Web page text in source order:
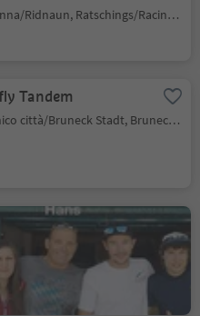
Ridanna/Ridnaun, Ratschings/Racines, Sterzing/Vipiteno and environs
Tandem
Brunico città/Bruneck Stadt, Bruneck/Brunico, Dolomites Region Kronplatz/Plan de Corones
Ifinger
Saltusio/Saltaus, St.Martin in Passeier/San Martino in Passiria, Meran/Merano and environs